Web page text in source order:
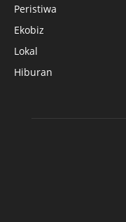
Peristiwa
Ekobiz
Lokal
Hiburan